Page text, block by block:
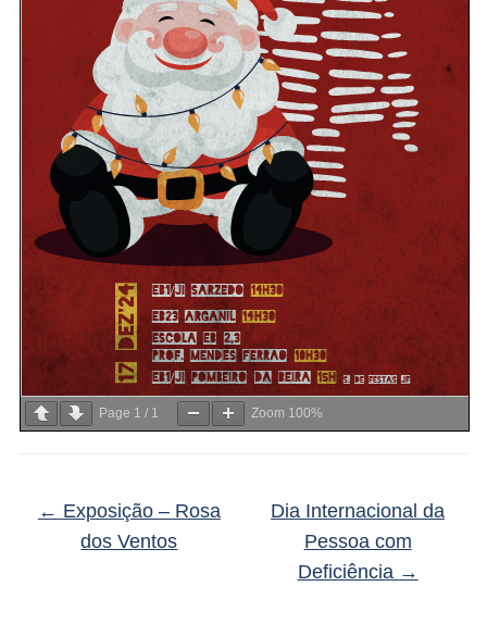
Page 1 / 1 Zoom 100%
← Exposição – Rosa
dos Ventos
Dia Internacional da
Pessoa com
Deficiência →